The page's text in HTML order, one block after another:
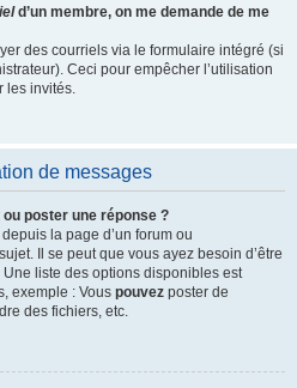
d’un membre, on me demande de me
des courriels via le formulaire intégré (si
Ceci pour empêcher l’utilisation
les invités.
de messages
poster une réponse ?
la page d’un forum ou
Il se peut que vous ayez besoin d’être
liste des options disponibles est
exemple : Vous pouvez poster de
des fichiers, etc.